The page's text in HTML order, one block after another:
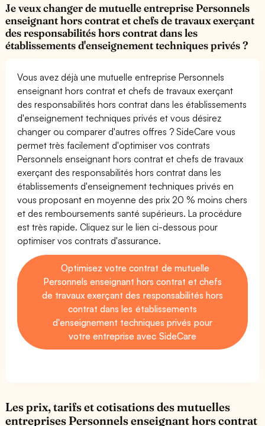
Je veux changer de mutuelle entreprise Personnels
enseignant hors contrat et chefs de travaux exerçant
des responsabilités hors contrat dans les
établissements d'enseignement techniques privés ?
Vous avez déjà une mutuelle entreprise Personnels
enseignant hors contrat et chefs de travaux exerçant
des responsabilités hors contrat dans les établissements
d'enseignement techniques privés et vous désirez
changer ou comparer d'autres offres ? SideCare vous
permet très facilement d'optimiser vos contrats
Personnels enseignant hors contrat et chefs de travaux
exerçant des responsabilités hors contrat dans les
établissements d'enseignement techniques privés en
vous proposant en moyenne des prix 20 % moins chers
et des remboursements santé supérieurs. La procédure
est très rapide. Cliquez sur le lien ci-dessous pour
optimiser vos contrats d'assurance.
Optimisez votre contrat de mutuelle
Personnels enseignant hors contrat et chefs
de travaux exerçant des responsabilités hors
contrat dans les établissements
d'enseignement techniques privés pour
votre entreprise avec SideCare
Les prix, tarifs et cotisations des mutuelles
entreprises Personnels enseignant hors contrat